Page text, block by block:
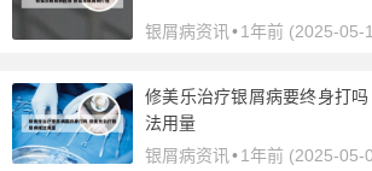
银屑病资讯 •1年前 (2025-05-
修美乐治疗银屑病要终身打
法用量
银屑病资讯 •1年前 (2025-05-